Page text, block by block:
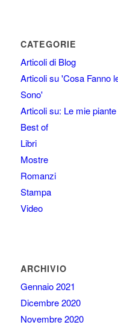
CATEGORIE
Articoli di Blog
Articoli su 'Cosa Fanno
Sono'
Articoli su: Le mie
Best of
Libri
Mostre
Romanzi
Stampa
Video
ARCHIVIO
Gennaio 2021
Dicembre 2020
Novembre 2020